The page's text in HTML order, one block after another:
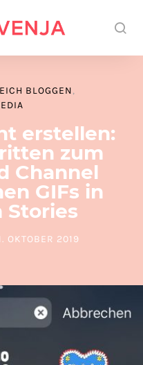
BLOGGEN
erstellen:
zum
Channel
GIFs in
Stories
ON
OKTOBER 2019